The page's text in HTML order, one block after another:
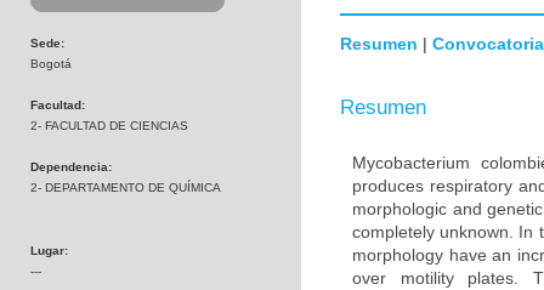
Sede:
Bogotá
Facultad:
2- FACULTAD DE CIENCIAS
Dependencia:
2- DEPARTAMENTO DE QUÍMICA
Lugar:
---
Resumen | Convocatoria
Resumen
Mycobacterium
produces respiratory
morphologic and
completely unknown. In
morphology have an
over motility plates.